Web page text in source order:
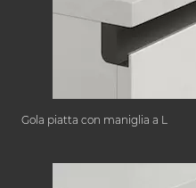
Gola piatta con maniglia a L